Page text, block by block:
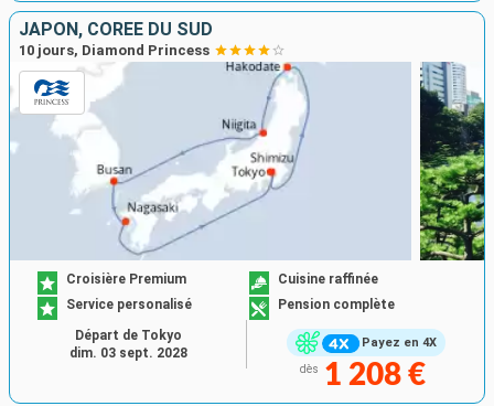
JAPON, CORÉE DU SUD
10 jours, Diamond Princess
Payez en 4X
Croisière Premium
Cuisine raffinée
Service personalisé
Pension complète
dès 1 208 €
Départ de Tokyo
dim. 03 sept. 2028